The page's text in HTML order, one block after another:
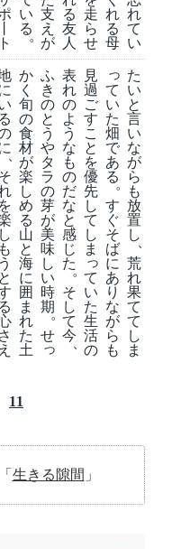
れ
て
い
れ
る
母
走
ら
せ
る
友
人
支
え
が
い
る。
ト
た
い
と
言
い
な
が
ら
も
放
置
し、
荒
れ
果
て
て
し
ま
っ
て
い
た
畑
で
あ
る。
す
ぐ
そ
ば
に
あ
り
な
が
ら
も
見
過
ご
す
こ
と
を
優
先
し
て
し
ま
っ
て
い
た
生
活
の
表
れ
の
よ
う
な
も
の
だ
な
と
感
じ
た。
そ
し
て
今、
ふ
き
の
と
う
や
タ
ラ
の
芽
が
美
味
し
い
時
期。
せ
っ
か
く
旬
の
食
材
が
楽
し
め
る
山
と
海
に
囲
ま
れ
た
土
る
、
を
し
も
う
と
る
さ
え
11
生きる隙間 」